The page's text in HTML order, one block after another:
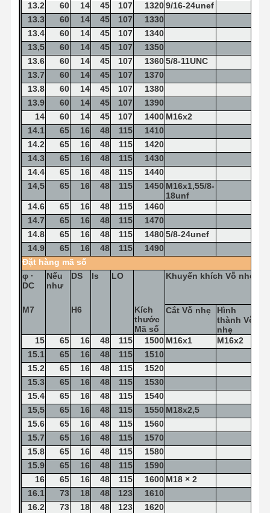
13.2
60 14 45 107 13209/16-24unef
13.3
60 14 45 107
1330
13.4
60 14 45 107
1340
13,5
60 14 45 107
1350
13.6
60 14 45 107 13605/8-11UNC
13.7
60 14 45 107
1370
13.8
60 14 45 107
1380
13.9
60 14 45 107
1390
14
60 14 45 107 1400 M16x2
14.1
65 16 48 115
1410
14.2
65 16 48 115
1420
14.3
65 16 48 115
1430
14.4
65 16 48 115
1440
14,5
65 16 48 115 1450 M16x1,55/8-
18unf
14.6
65 16 48 115
1460
14.7
65 16 48 115
1470
14.8
65 16 48 115 14805/8-24unef
14.9
65 16 48 115
1490
Đặt hàng mã số
φ ·
DC
Nếu
như
DS ls LO Khuyến khích Vỗ nhẹ
M7 H6
Kích
thước
Mã số
Cắt Vỗ nhẹ
Hình
thành Vỗ
nhẹ
15
65 16 48 115 1500 M16x1
M16x2
15.1
65 16 48 115
1510
15.2
65 16 48 115
1520
15.3
65 16 48 115
1530
15.4
65 16 48 115
1540
15,5
65 16 48 115 1550 M18x2,5
15.6
65 16 48 115
1560
15.7
65 16 48 115
1570
15.8
65 16 48 115
1580
15.9
65 16 48 115
1590
16
65 16 48 115 1600 M18 × 2
16.1
73 18 48 123
1610
16.2
73 18 48 123
1620